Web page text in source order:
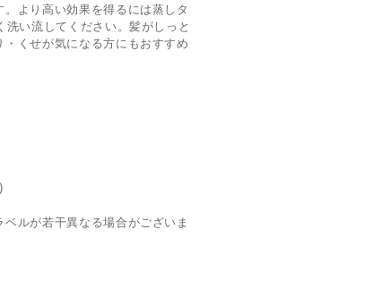
より高い効果を得るには蒸しタ
い流してください。髪がしっと
くせが気になる方にもおすすめ
ルが若干異なる場合がございま